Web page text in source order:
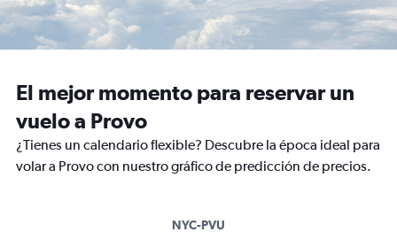
El mejor momento para reservar un
vuelo a Provo
¿Tienes un calendario flexible? Descubre la época ideal para
volar a Provo con nuestro gráfico de predicción de precios.
NYC-PVU